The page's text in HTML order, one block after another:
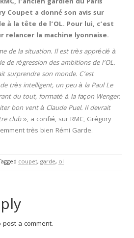
Coupet a donné son avis sur
à la tête de l’OL. Pour lui, c’est
relancer la machine lyonnaise.
de la situation. Il est très apprécié à
de régression des ambitions de l’OL.
surprendre son monde. C’est
très intelligent, un peu à la Paul Le
du tout, formaté à la façon Wenger.
bon vent à Claude Puel. Il devrait
club», a confié, sur RMC, Grégory
très bien Rémi Garde.
coupet, garde, ol
post a comment.